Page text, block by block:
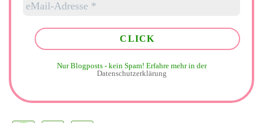
Nur Blogposts - kein Spam! Erfahre mehr in der
Datenschutzerklärung